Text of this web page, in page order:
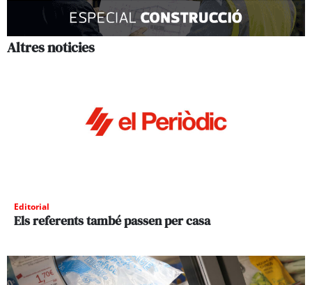
Altres noticies
Editorial
Els referents també passen per casa